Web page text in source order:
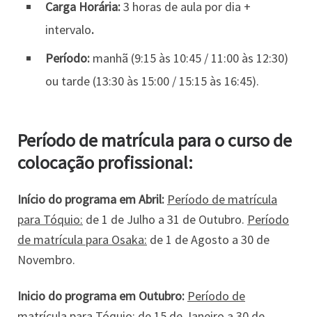
Carga Horária:3 horas de aula por dia +
intervalo.
Período: manhã (9:15 às 10:45 / 11:00 às 12:30)
ou tarde (13:30 às 15:00 / 15:15 às 16:45).
Período de matrícula para o curso de
colocação profissional:
Início do programa em Abril: Período de matrícula
para Tóquio: de 1 de Julho a 31 de Outubro. Período
de matrícula para Osaka: de 1 de Agosto a 30 de
Novembro.
Inicio do programa em Outubro: Período de